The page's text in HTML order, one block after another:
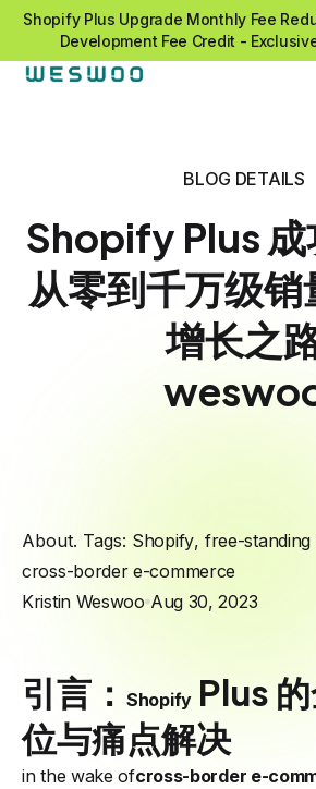
Shopify Plus Upgrade Monthly Fee
Development Fee Credit -
BLOG DETAILS
Shopify Plus 成
从零到千万级
增长之
About. Tags: Shopify, free-standing
cross-border e-commerce
Kristin Weswoo Aug 30, 2023
引言： ShopifyPlus
位与痛点解决
in the wake ofcross-border e-